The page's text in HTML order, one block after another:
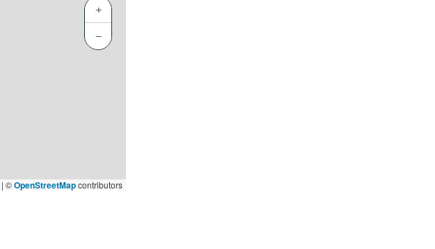
+
−
| ©OpenStreetMapcontributors